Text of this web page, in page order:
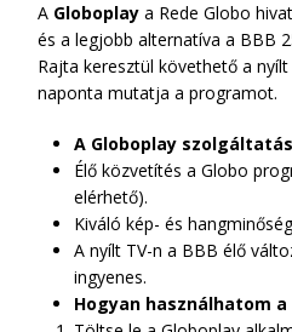
A Globoplay a Rede Globo
és a legjobb alternatíva a BBB
Rajta keresztül követhető a
naponta mutatja a programot.
A Globoplay
Élő közvetítés a Globo
elérhető).
Kiváló kép- és
A nyílt TV-n a BBB élő
ingyenes.
Hogyan használhatom